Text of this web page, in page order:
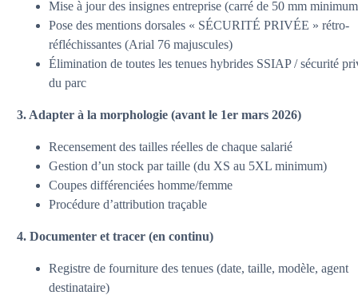
Mise à jour des insignes entreprise (carré de 50 mm
Pose des mentions dorsales « SÉCURITÉ PRIVÉE » rétro-
réfléchissantes (Arial 76 majuscules)
Élimination de toutes les tenues hybrides SSIAP / sécurité
du parc
3. Adapter à la morphologie (avant le 1er mars 2026)
Recensement des tailles réelles de chaque salarié
Gestion d’un stock par taille (du XS au 5XL minimum)
Coupes différenciées homme/femme
Procédure d’attribution traçable
4. Documenter et tracer (en continu)
Registre de fourniture des tenues (date, taille, modèle, agent
destinataire)